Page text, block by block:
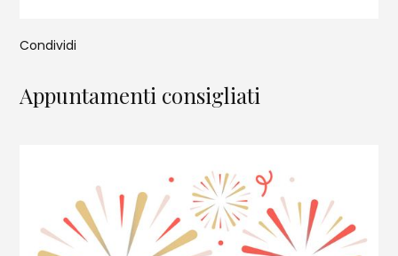
Appuntamenti consigliati
Condividi